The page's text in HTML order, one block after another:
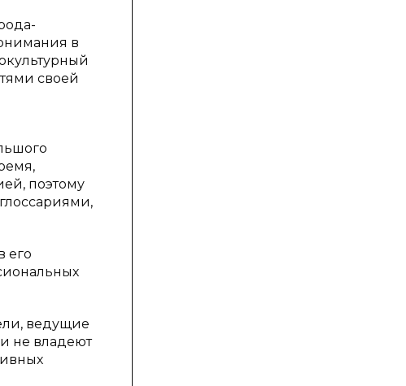
в
своей
поэтому
его
ведущие
не владеют